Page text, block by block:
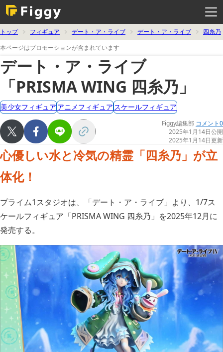
ー
を
開
く
トップ フィギュア デート・ア・ライブ デート・ア・ライブ
四糸乃
本ページはプロモーションが含まれています
デート・ア・ライブ
「PRISMA WING 四糸乃」
美少女フィギュア アニメフィギュア スケールフィギュア
Figgy編集部 コメント0
2025年1月14日公開
2025年1月14日更新
心優しい水と冷気の精霊「四糸乃」が立
体化！
プライム1スタジオは、「デート・ア・ライブ」より、1/7ス
ケールフィギュア「PRISMA WING 四糸乃」を2025年12月に
発売する。